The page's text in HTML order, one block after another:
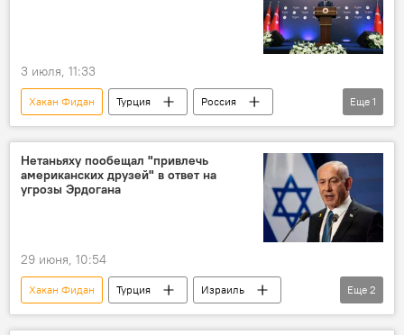
3 июля, 11:33
Хакан Фидан Турция
Россия
МИД РФ
Еще 1
Нетаньяху пообещал "привлечь
американских друзей" в ответ на
угрозы Эрдогана
29 июня, 10:54
Хакан Фидан Турция
Израиль
Премьер-министр Израиля Биньямин Нетаньяху
Еще 2